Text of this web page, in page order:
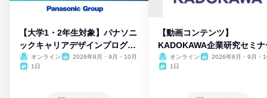
【大学1・2年生対象】パナソニ
ックキャリアデザインプログラ
ム
オンライン
2026年8月・9月・10月
1日
【動画コンテンツ】
KADOKAWA企業研究セミナ
オンライン
2026年8月・9月・
1日